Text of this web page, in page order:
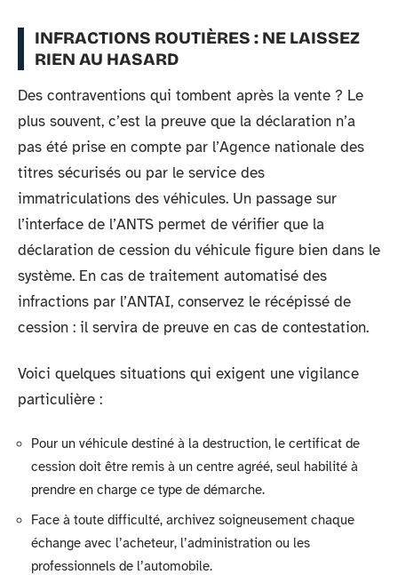
INFRACTIONS ROUTIÈRES : NE LAISSEZ
RIEN AU HASARD
Des contraventions qui tombent après la vente ? Le
plus souvent, c’est la preuve que la déclaration n’a
pas été prise en compte par l’Agence nationale des
titres sécurisés ou par le service des
immatriculations des véhicules. Un passage sur
l’interface de l’ANTS permet de vérifier que la
déclaration de cession du véhicule figure bien dans le
système. En cas de traitement automatisé des
infractions par l’ANTAI, conservez le récépissé de
cession : il servira de preuve en cas de contestation.
Voici quelques situations qui exigent une vigilance
particulière :
Pour un véhicule destiné à la destruction, le certificat de
cession doit être remis à un centre agréé, seul habilité à
prendre en charge ce type de démarche.
Face à toute difficulté, archivez soigneusement chaque
échange avec l’acheteur, l’administration ou les
professionnels de l’automobile.